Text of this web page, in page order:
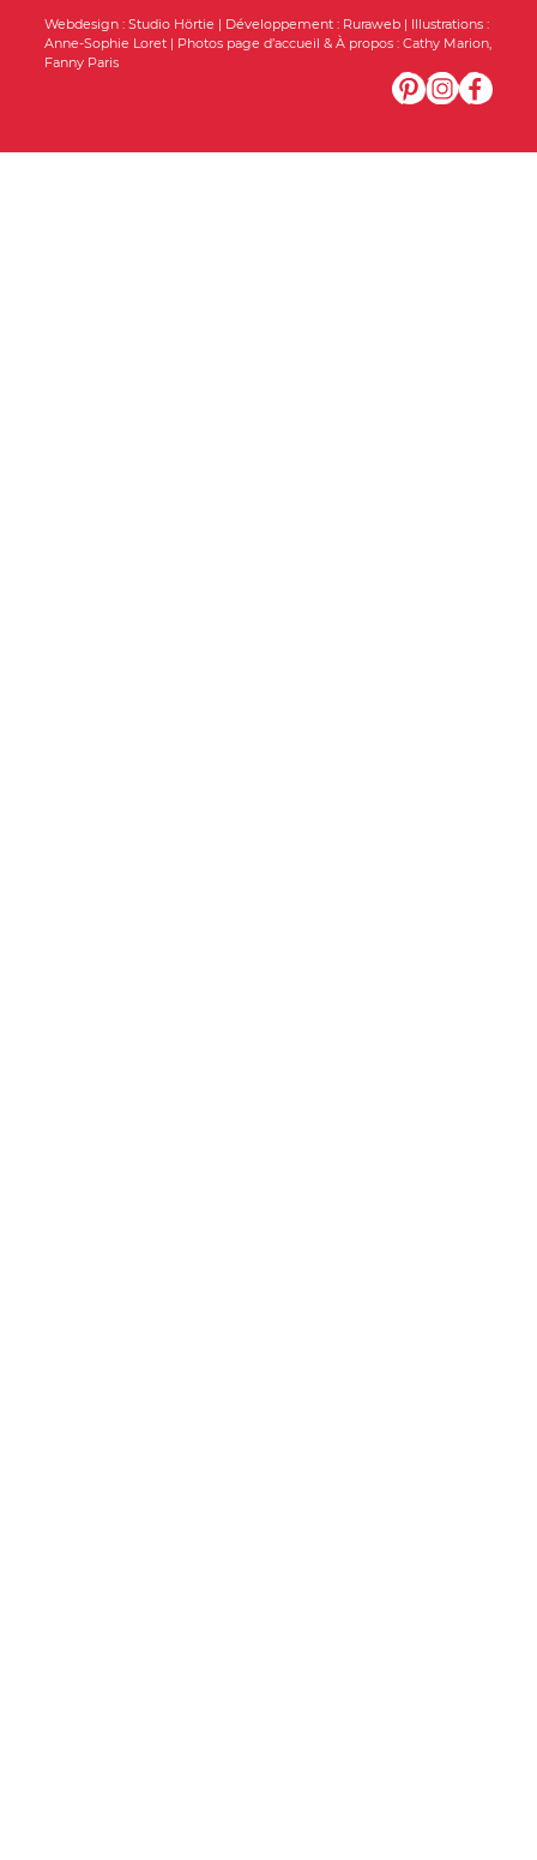
Webdesign :Studio Hörtie | Développement : Ruraweb | Illustrations :
Anne-Sophie Loret | Photos page d’accueil & À propos :Cathy Marion
Fanny Paris